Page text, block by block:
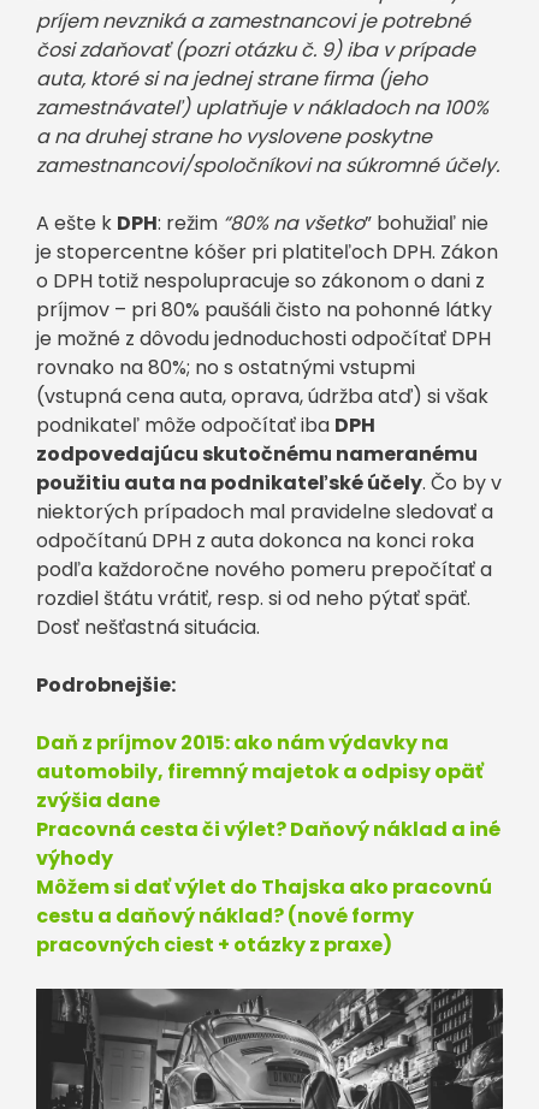
príjem nevzniká a zamestnancovi je potrebné
čosi zdaňovať (pozri otázku č. 9) iba v prípade
auta, ktoré si na jednej strane firma (jeho
zamestnávateľ) uplatňuje v nákladoch na 100%
a na druhej strane ho vyslovene poskytne
zamestnancovi/spoločníkovi na súkromné účely.
A ešte k DPH: režim “80% na všetko” bohužiaľ nie
je stopercentne kóšer pri platiteľoch DPH. Zákon
o DPH totiž nespolupracuje so zákonom o dani z
príjmov – pri 80% paušáli čisto na pohonné látky
je možné z dôvodu jednoduchosti odpočítať DPH
rovnako na 80%; no s ostatnými vstupmi
(vstupná cena auta, oprava, údržba atď) si však
podnikateľ môže odpočítať iba DPH
zodpovedajúcu skutočnému nameranému
použitiu auta na podnikateľské účely. Čo by v
niektorých prípadoch mal pravidelne sledovať a
odpočítanú DPH z auta dokonca na konci roka
podľa každoročne nového pomeru prepočítať a
rozdiel štátu vrátiť, resp. si od neho pýtať späť.
Dosť nešťastná situácia.
Podrobnejšie:
Daň z príjmov 2015: ako nám výdavky na
automobily, firemný majetok a odpisy opäť
zvýšia dane
Pracovná cesta či výlet? Daňový náklad a iné
výhody
Môžem si dať výlet do Thajska ako pracovnú
cestu a daňový náklad? (nové formy
pracovných ciest + otázky z praxe)